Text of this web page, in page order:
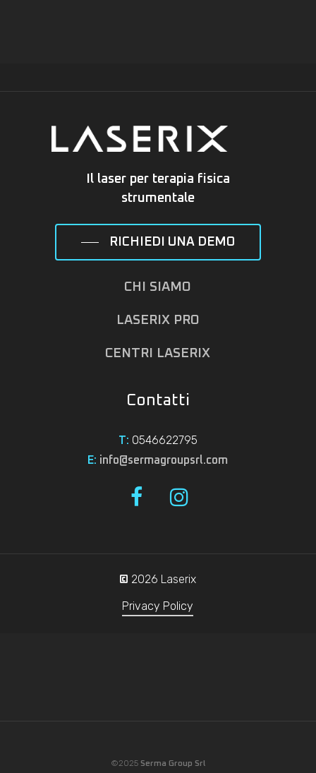
Il laser per terapia fisica
strumentale
RICHIEDI UNA DEMO
CHI SIAMO
LASERIX PRO
CENTRI LASERIX
Contatti
T: 0546622795
E: info@sermagroupsrl.com
© 2026 Laserix
Privacy Policy
©2025 Serma Group Srl